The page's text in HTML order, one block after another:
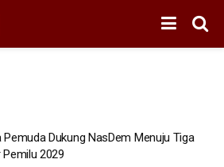
Pemuda Dukung NasDem Menuju Tiga
Pemilu 2029